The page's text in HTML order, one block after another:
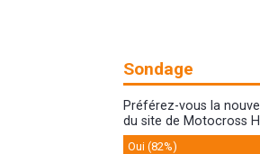
Sondage
Préférez-vous la
du site de Motocross
Oui (82%)